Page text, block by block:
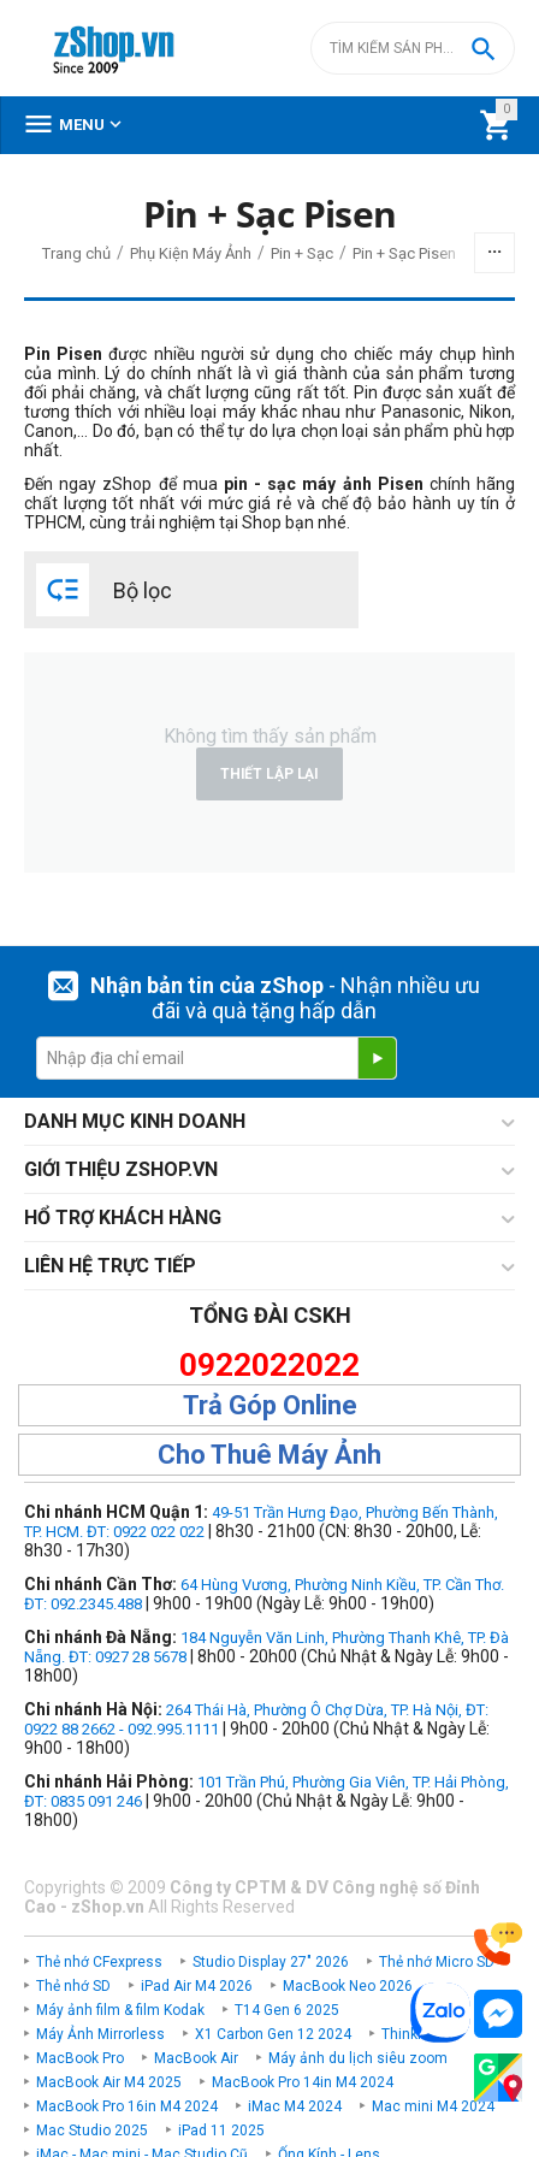
0


 MENU 
Pin + Sạc Pisen
Trang chủ / Phụ Kiện Máy Ảnh / Pin + Sạc / Pin + Sạc Pisen
Pin Pisen được nhiều người sử dụng cho chiếc máy chụp hình
của mình. Lý do chính nhất là vì giá thành của sản phẩm tương
đối phải chăng, và chất lượng cũng rất tốt. Pin được sản xuất để
tương thích với nhiều loại máy khác nhau như Panasonic, Nikon,
Canon,... Do đó, bạn có thể tự do lựa chọn loại sản phẩm phù hợp
nhất.
Đến ngay zShop để mua pin - sạc máy ảnh Pisen chính hãng
chất lượng tốt nhất với mức giá rẻ và chế độ bảo hành uy tín ở
TPHCM, cùng trải nghiệm tại Shop bạn nhé.
 Bộ lọc
Không tìm thấy sản phẩm
THIẾT LẬP LẠI
Nhận bản tin của zShop- Nhận nhiều ưu
đãi và quà tặng hấp dẫn
DANH MỤC KINH DOANH
GIỚI THIỆU ZSHOP.VN
HỔ TRỢ KHÁCH HÀNG
LIÊN HỆ TRỰC TIẾP
TỔNG ĐÀI CSKH
0922022022
Trả Góp Online
Cho Thuê Máy Ảnh
Chi nhánh HCM Quận 1: 49-51 Trần Hưng Đạo, Phường Bến Thành,
TP. HCM. ĐT: 0922 022 022 | 8h30 - 21h00 (CN: 8h30 - 20h00, Lễ:
8h30 - 17h30)
Chi nhánh Cần Thơ: 64 Hùng Vương, Phường Ninh Kiều, TP. Cần Thơ.
ĐT: 092.2345.488 | 9h00 - 19h00 (Ngày Lễ: 9h00 - 19h00)
Chi nhánh Đà Nẵng: 184 Nguyễn Văn Linh, Phường Thanh Khê, TP. Đà
Nẵng. ĐT: 0927 28 5678 | 8h00 - 20h00 (Chủ Nhật & Ngày Lễ: 9h00 -
18h00)
Chi nhánh Hà Nội: 264 Thái Hà, Phường Ô Chợ Dừa, TP. Hà Nội, ĐT:
0922 88 2662 - 092.995.1111
| 9h00 - 20h00 (Chủ Nhật & Ngày Lễ:
9h00 - 18h00)
Chi nhánh Hải Phòng: 101 Trần Phú, Phường Gia Viên, TP. Hải Phòng,
ĐT: 0835 091 246 | 9h00 - 20h00 (Chủ Nhật & Ngày Lễ: 9h00 -
18h00)
Copyrights © 2009 Công ty CPTM & DV Công nghệ số Đỉnh
Cao - zShop.vn All Rights Reserved
Thẻ nhớ CFexpress Studio Display 27" 2026
Thẻ nhớ Micro SD
Thẻ nhớ SD
iPad Air M4 2026
MacBook Neo 2026
Máy ảnh film & film Kodak
T14 Gen 6 2025
Máy Ảnh Mirrorless
X1 Carbon Gen 12 2024
ThinkPad P
MacBook Pro
MacBook Air
Máy ảnh du lịch siêu zoom
MacBook Air M4 2025
MacBook Pro 14in M4 2024
MacBook Pro 16in M4 2024
iMac M4 2024
Mac mini M4 2024
Mac Studio 2025
iPad 11 2025